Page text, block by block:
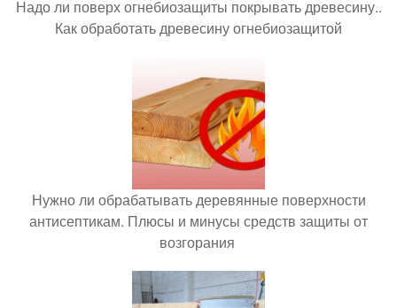
Надо ли поверх огнебиозащиты покрывать древесину..
Как обработать древесину огнебиозащитой
Нужно ли обрабатывать деревянные поверхности
антисептикам. Плюсы и минусы средств защиты от
возгорания